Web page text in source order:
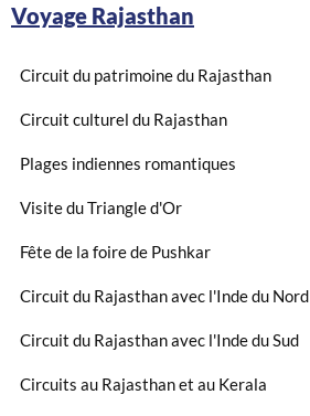
Voyage Rajasthan
Circuit du patrimoine du Rajasthan
Circuit culturel du Rajasthan
Plages indiennes romantiques
Visite du Triangle d'Or
Fête de la foire de Pushkar
Circuit du Rajasthan avec l'Inde du Nord
Circuit du Rajasthan avec l'Inde du Sud
Circuits au Rajasthan et au Kerala